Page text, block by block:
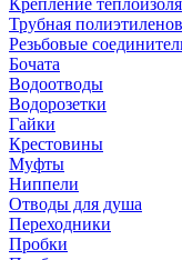
Трубная
Резьбовые
Бочата
Водоотводы
Водорозетки
Гайки
Крестовины
Муфты
Ниппели
Отводы для душа
Переходники
Пробки